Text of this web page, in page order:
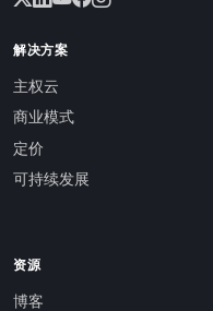
解决方案
主权云
商业模式
定价
可持续发展
资源
博客